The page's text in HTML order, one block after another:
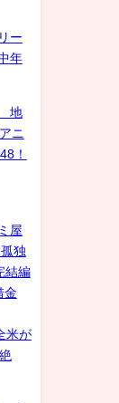
ー
年
地
ニ
！
屋
独
結編
金
米が